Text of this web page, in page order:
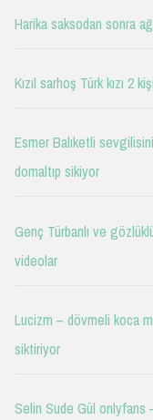
Harika saksodan sonra
Kızıl sarhoş Türk kızı 2
Esmer Balıketli
domaltıp sikiyor
Genç Türbanlı ve
videolar
Lucizm – dövmeli koca
siktiriyor
Selin Sude Gül onlyfans